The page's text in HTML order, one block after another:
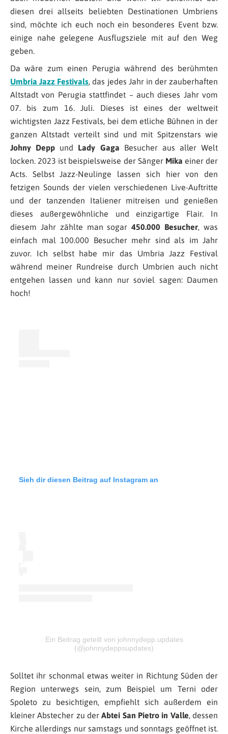
diesen drei allseits beliebten Destinationen Umbriens
sind, möchte ich euch noch ein besonderes Event bzw.
einige nahe gelegene Ausflugsziele mit auf den Weg
geben.
Da wäre zum einen Perugia während des berühmten
Umbria Jazz Festivals, das jedes Jahr in der zauberhaften
Altstadt von Perugia stattfindet – auch dieses Jahr vom
07. bis zum 16. Juli. Dieses ist eines der weltweit
wichtigsten Jazz Festivals, bei dem etliche Bühnen in der
ganzen Altstadt verteilt sind und mit Spitzenstars wie
Johny Depp und Lady Gaga Besucher aus aller Welt
locken. 2023 ist beispielsweise der Sänger Mika einer der
Acts. Selbst Jazz-Neulinge lassen sich hier von den
fetzigen Sounds der vielen verschiedenen Live-Auftritte
und der tanzenden Italiener mitreisen und genießen
dieses außergewöhnliche und einzigartige Flair. In
diesem Jahr zählte man sogar450.000 Besucher, was
einfach mal 100.000 Besucher mehr sind als im Jahr
zuvor. Ich selbst habe mir das Umbria Jazz Festival
während meiner Rundreise durch Umbrien auch nicht
entgehen lassen und kann nur soviel sagen: Daumen
hoch!
Sieh dir diesen Beitrag auf Instagram an
Ein Beitrag geteilt von johnnydepp.updates
(@johnnydeppsupdates)
Solltet ihr schonmal etwas weiter in Richtung Süden der
Region unterwegs sein, zum Beispiel um Terni oder
Spoleto zu besichtigen, empfiehlt sich außerdem ein
kleiner Abstecher zu derAbtei San Pietro in Valle, dessen
Kirche allerdings nur samstags und sonntags geöffnet ist.